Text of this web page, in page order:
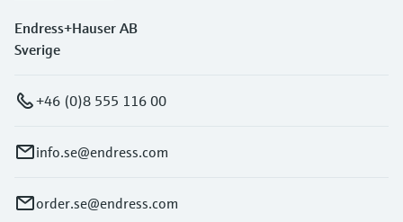
Endress+Hauser AB
Sverige
+46 (0)8 555 116 00
info.se@endress.com
order.se@endress.com